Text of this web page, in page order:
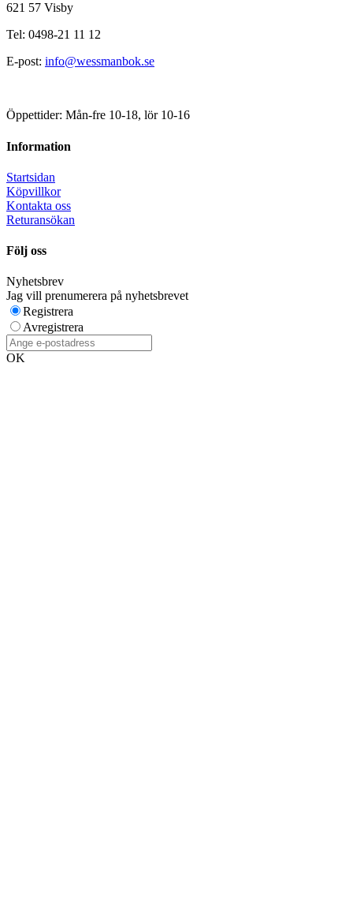
621 57 Visby
Tel: 0498-21 11 12
E-post: info@wessmanbok.se
Öppettider: Mån-fre 10-18, lör 10-16
Information
Startsidan
Köpvillkor
Kontakta oss
Returansökan
Följ oss
Nyhetsbrev
Jag vill prenumerera på nyhetsbrevet
Registrera
Avregistrera
OK